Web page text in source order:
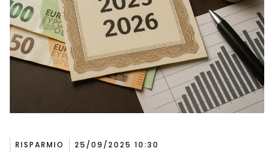
RISPARMIO 25/09/2025 10:30